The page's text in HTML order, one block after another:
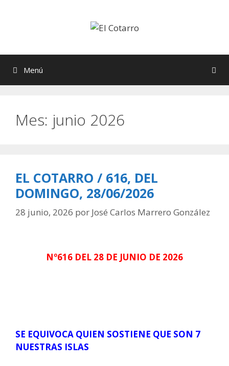
Menú
Mes: junio 2026
EL COTARRO / 616, DEL
DOMINGO, 28/06/2026
28 junio, 2026 por José Carlos Marrero González
Nº616 DEL 28 DE JUNIO DE 2026
SE EQUIVOCA QUIEN SOSTIENE QUE SON 7
NUESTRAS ISLAS